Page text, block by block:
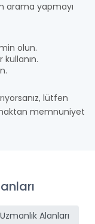
arama yapmayı
olun.
lütfen
memnuniyet
Alanları